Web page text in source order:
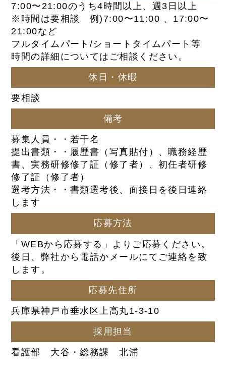
7:00〜21:00のうち4時間以上、週3日以上
※時間は要相談 例)7:00〜11:00 、17:00〜
21:00など
フルタイムパート/ショートタイムパート等
時間の詳細についてはご相談ください。
休日・休暇
要相談
備考
募集人員・・若干名
提出書類・・履歴書（写真貼付）、職務経歴
書、実務研修修了証（修了者）、初任者研修
修了証（修了者）
選考方法・・書類選考後、面接日を後日連絡
します
応募方法
「WEBから応募する」よりご応募ください。
後日、弊社から電話かメールにてご連絡を致
します。
応募先住所
兵庫県神戸市垂水区上高丸1-3-10
採用担当
看護部 大谷・総務課 北浦